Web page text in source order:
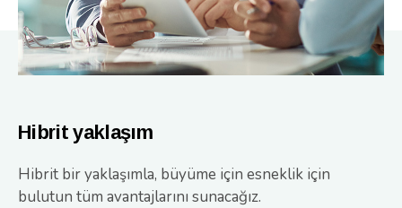
Hibrit yaklaşım
Hibrit bir yaklaşımla, büyüme için esneklik için
bulutun tüm avantajlarını sunacağız.